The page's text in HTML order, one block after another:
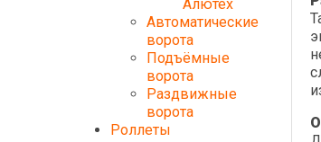
Алютех
Автоматические
ворота
Подъёмные
ворота
Раздвижные
ворота
Роллеты